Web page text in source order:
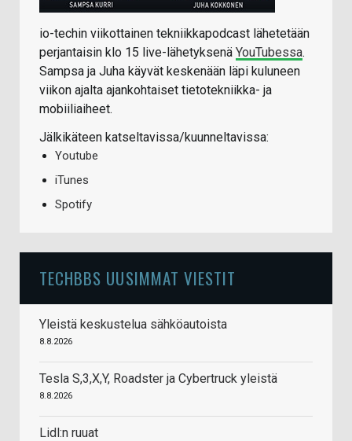
io-techin viikottainen tekniikkapodcast lähetetään
perjantaisin klo 15 live-lähetyksenä YouTubessa.
Sampsa ja Juha käyvät keskenään läpi kuluneen
viikon ajalta ajankohtaiset tietotekniikka- ja
mobiiliaiheet.
Jälkikäteen katseltavissa/kuunneltavissa:
Youtube
iTunes
Spotify
TECHBBS UUSIMMAT VIESTIT
Yleistä keskustelua sähköautoista
8.8.2026
Tesla S,3,X,Y, Roadster ja Cybertruck yleistä
8.8.2026
Lidl:n ruuat